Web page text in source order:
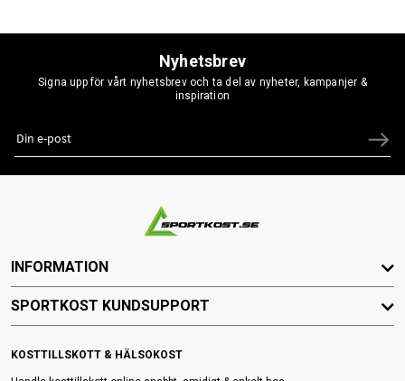
Nyhetsbrev
Signa upp för vårt nyhetsbrev och ta del av nyheter, kampanjer &
inspiration
KOSTTILLSKOTT & HÄLSOKOST
INFORMATION
SPORTKOST KUNDSUPPORT